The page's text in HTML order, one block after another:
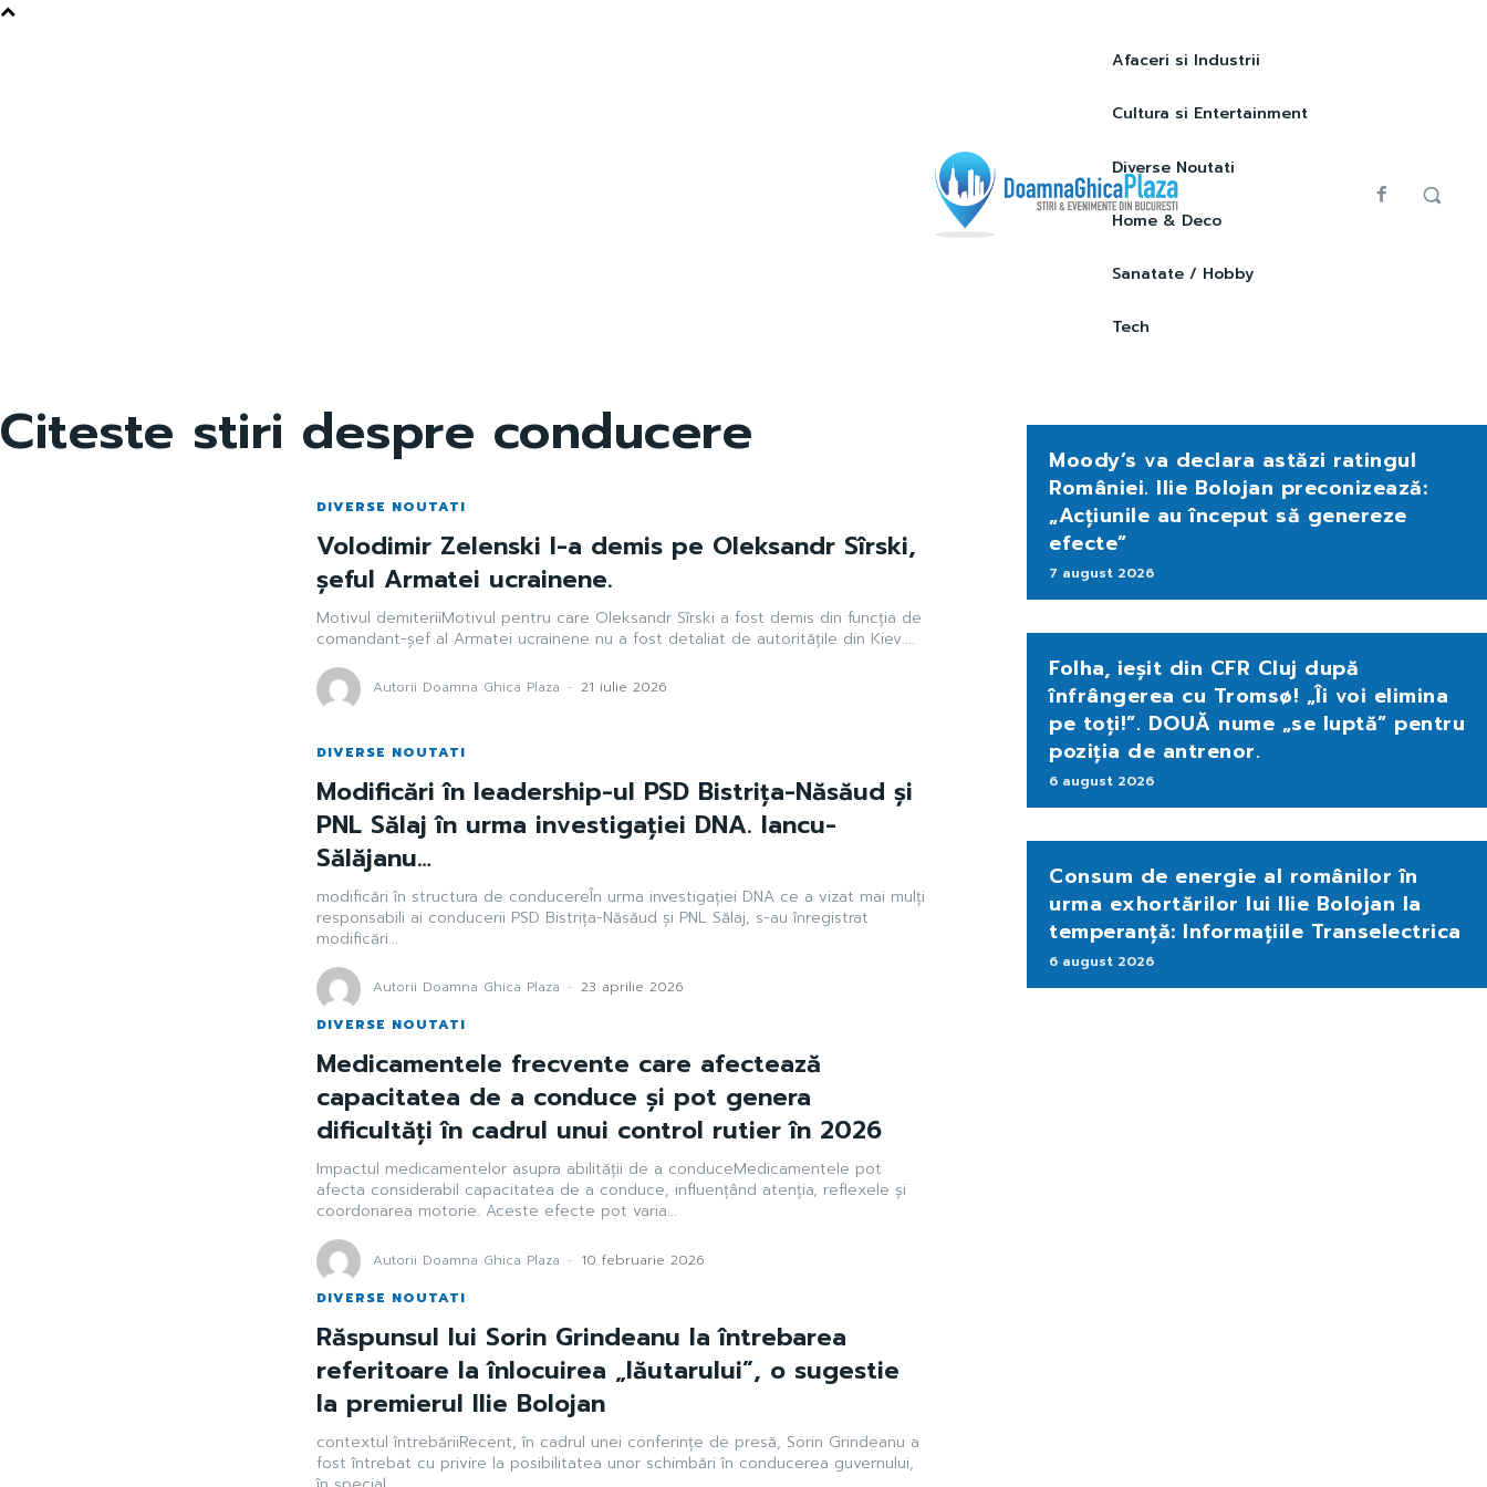
Afaceri si Industrii
Cultura si Entertainment
Diverse Noutati
Home & Deco
Sanatate / Hobby
Tech
Citeste stiri despre conducere
DIVERSE NOUTATI
Volodimir Zelenski l-a demis pe Oleksandr Sîrski,
șeful Armatei ucrainene.
Motivul demiteriiMotivul pentru care Oleksandr Sîrski a fost demis din funcția de
comandant-șef al Armatei ucrainene nu a fost detaliat de autoritățile din Kiev....
Autorii Doamna Ghica Plaza - 21 iulie 2026
DIVERSE NOUTATI
Modificări în leadership-ul PSD Bistrița-Năsăud și
PNL Sălaj în urma investigației DNA. Iancu-
Sălăjanu…
modificări în structura de conducereÎn urma investigației DNA ce a vizat mai mulți
responsabili ai conducerii PSD Bistrița-Năsăud și PNL Sălaj, s-au înregistrat
modificări...
Autorii Doamna Ghica Plaza - 23 aprilie 2026
DIVERSE NOUTATI
Medicamentele frecvente care afectează
capacitatea de a conduce și pot genera
dificultăți în cadrul unui control rutier în 2026
Impactul medicamentelor asupra abilității de a conduceMedicamentele pot
afecta considerabil capacitatea de a conduce, influențând atenția, reflexele și
coordonarea motorie. Aceste efecte pot varia...
Autorii Doamna Ghica Plaza - 10 februarie 2026
DIVERSE NOUTATI
Răspunsul lui Sorin Grindeanu la întrebarea
referitoare la înlocuirea „lăutarului”, o sugestie
la premierul Ilie Bolojan
contextul întrebăriiRecent, în cadrul unei conferințe de presă, Sorin Grindeanu a
fost întrebat cu privire la posibilitatea unor schimbări în conducerea guvernului,
Moody’s va declara astăzi ratingul
României. Ilie Bolojan preconizează:
„Acțiunile au început să genereze
efecte”
7 august 2026
Folha, ieșit din CFR Cluj după
înfrângerea cu Tromsø! „Îi voi elimina
pe toți!”. DOUĂ nume „se luptă” pentru
poziția de antrenor.
6 august 2026
Consum de energie al românilor în
urma exhortărilor lui Ilie Bolojan la
temperanță: Informațiile Transelectrica
6 august 2026